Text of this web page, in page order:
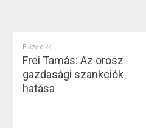
Előző cikk
Frei Tamás: Az orosz
gazdasági szankciók
hatása